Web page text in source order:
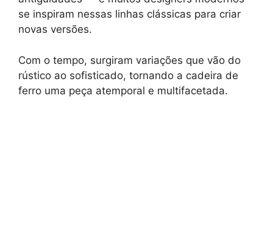
se inspiram nessas linhas clássicas para criar
novas versões.
Com o tempo, surgiram variações que vão do
rústico ao sofisticado, tornando a cadeira de
ferro uma peça atemporal e multifacetada.